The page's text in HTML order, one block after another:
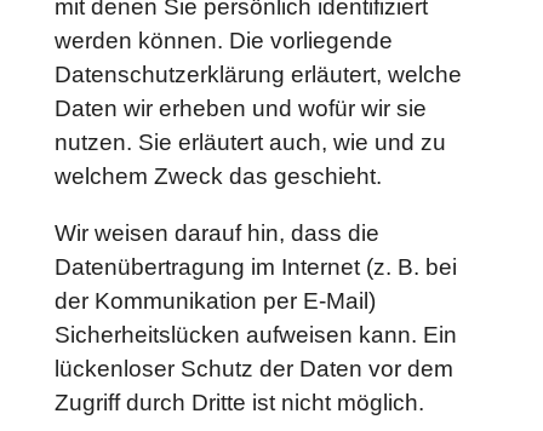
mit denen Sie persönlich identifiziert
werden können. Die vorliegende
Datenschutzerklärung erläutert, welche
Daten wir erheben und wofür wir sie
nutzen. Sie erläutert auch, wie und zu
welchem Zweck das geschieht.
Wir weisen darauf hin, dass die
Datenübertragung im Internet (z. B. bei
der Kommunikation per E-Mail)
Sicherheitslücken aufweisen kann. Ein
lückenloser Schutz der Daten vor dem
Zugriff durch Dritte ist nicht möglich.